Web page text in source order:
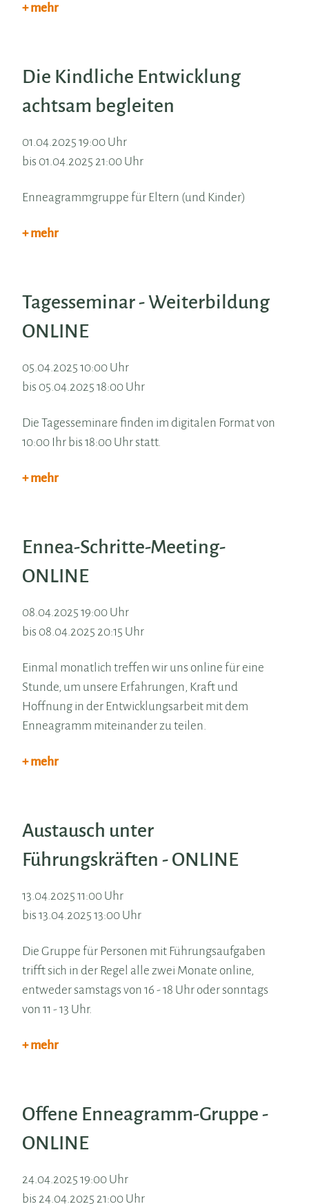
+ mehr
Die Kindliche Entwicklung
achtsam begleiten
01.04.2025 19:00 Uhr
bis 01.04.2025 21:00 Uhr
Enneagrammgruppe für Eltern (und Kinder)
+ mehr
Tagesseminar - Weiterbildung
ONLINE
05.04.2025 10:00 Uhr
bis 05.04.2025 18:00 Uhr
Die Tagesseminare finden im digitalen Format von
10:00 Ihr bis 18:00 Uhr statt.
+ mehr
Ennea-Schritte-Meeting-
ONLINE
08.04.2025 19:00 Uhr
bis 08.04.2025 20:15 Uhr
Einmal monatlich treffen wir uns online für eine
Stunde, um unsere Erfahrungen, Kraft und
Hoffnung in der Entwicklungsarbeit mit dem
Enneagramm miteinander zu teilen.
+ mehr
Austausch unter
Führungskräften - ONLINE
13.04.2025 11:00 Uhr
bis 13.04.2025 13:00 Uhr
Die Gruppe für Personen mit Führungsaufgaben
trifft sich in der Regel alle zwei Monate online,
entweder samstags von 16 - 18 Uhr oder sonntags
von 11 - 13 Uhr.
+ mehr
Offene Enneagramm-Gruppe -
ONLINE
24.04.2025 19:00 Uhr
bis 24.04.2025 21:00 Uhr